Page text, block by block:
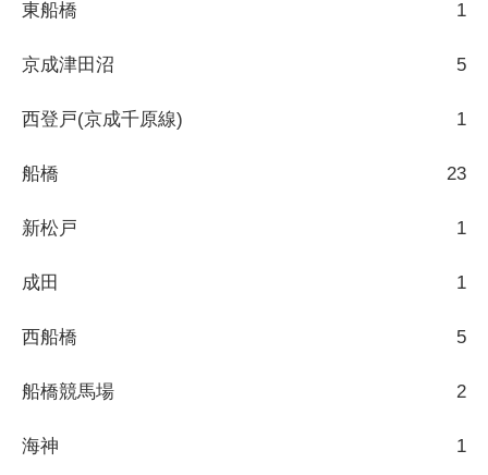
東船橋 1
京成津田沼 5
西登戸(京成千原線) 1
船橋 23
新松戸 1
成田 1
西船橋 5
船橋競馬場 2
海神 1